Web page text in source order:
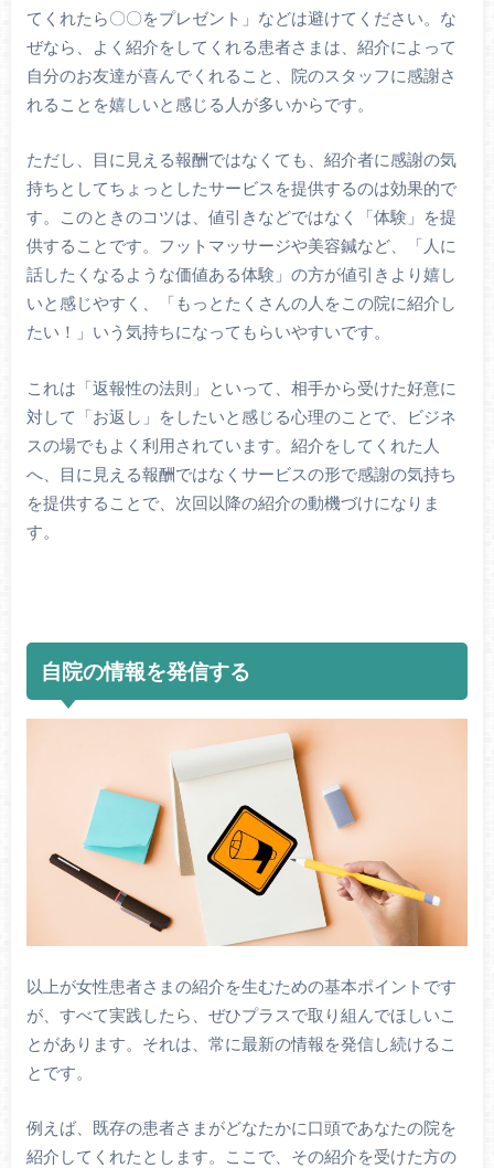
てくれたら〇〇をプレゼント」などは避けてください。な
ぜなら、よく紹介をしてくれる患者さまは、紹介によって
自分のお友達が喜んでくれること、院のスタッフに感謝さ
れることを嬉しいと感じる人が多いからです。
ただし、目に見える報酬ではなくても、紹介者に感謝の気
持ちとしてちょっとしたサービスを提供するのは効果的で
す。このときのコツは、値引きなどではなく「体験」を提
供することです。フットマッサージや美容鍼など、「人に
話したくなるような価値ある体験」の方が値引きより嬉し
いと感じやすく、「もっとたくさんの人をこの院に紹介し
たい！」いう気持ちになってもらいやすいです。
これは「返報性の法則」といって、相手から受けた好意に
対して「お返し」をしたいと感じる心理のことで、ビジネ
スの場でもよく利用されています。紹介をしてくれた人
へ、目に見える報酬ではなくサービスの形で感謝の気持ち
を提供することで、次回以降の紹介の動機づけになりま
す。
自院の情報を発信する
以上が女性患者さまの紹介を生むための基本ポイントです
が、すべて実践したら、ぜひプラスで取り組んでほしいこ
とがあります。それは、常に最新の情報を発信し続けるこ
とです。
例えば、既存の患者さまがどなたかに口頭であなたの院を
紹介してくれたとします。ここで、その紹介を受けた方の